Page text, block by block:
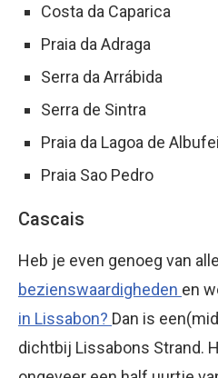
Costa da Caparica
Praia da Adraga
Serra da Arrábida
Serra de Sintra
Praia da Lagoa de
Praia Sao Pedro
Cascais
Heb je even genoeg van alle
bezienswaardigheden en
in Lissabon? Dan is
dichtbij Lissabons Strand.